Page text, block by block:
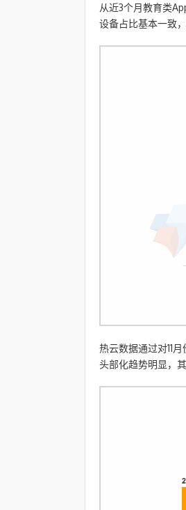
从近3个月教育类
设备占比基本一致
热云数据通过对11
头部化趋势明显，